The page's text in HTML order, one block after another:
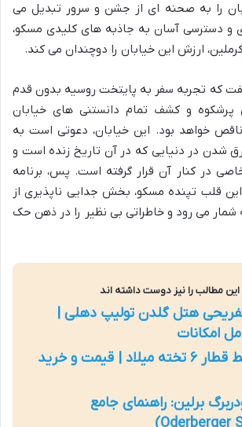
را به صحنه ای از جشن و سرور تبدیل می
و دسترسی آسان به جاذبه های کلیدی مسکو،
ارزش این خیابان را دوچندان می کند.
که تجربه سفر به پایتخت روسیه بدون قدم
پرشکوه و کشف تمام دانستنی های خیابان
ناقص خواهد بود. این خیابان، دعوتی است به
شدن در دنیایی که در آن تاریخ زنده است و
در کنار آن قرار گرفته است. پس، برنامه
این قلب تپنده مسکو، بخش جدایی ناپذیری از
می رود و خاطراتی بی نظیر را در ذهن حک
این مطالب را نیز دوست داشته اند
هتل گلدن تولیپ دهلی |
امکانات
خرید بلیط قطار ۶ تخته میلاد | قیمت و خرید
برلین: راهنمای جامع